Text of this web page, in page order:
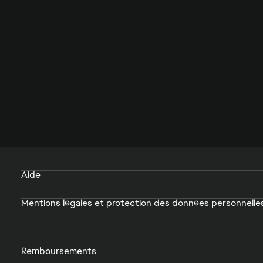
Aide
Mentions légales et protection des données
Remboursements